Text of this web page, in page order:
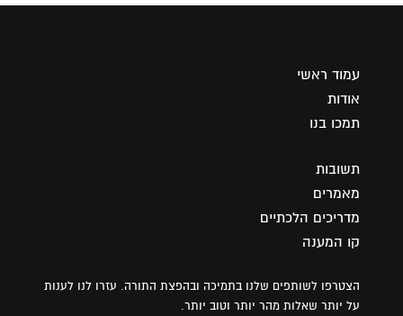
עמוד ראשי
אודות
תמכו בנו
תשובות
מאמרים
מדריכים הלכתיים
קו המענה
הצטרפו לשותפים שלנו בתמיכה ובהפצת התורה. עזרו לנו לענות
על יותר שאלות מהר יותר וטוב יותר.